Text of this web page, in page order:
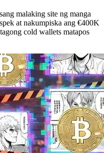
malaking site ng manga
at nakumpiska ang €400K
cold wallets matapos